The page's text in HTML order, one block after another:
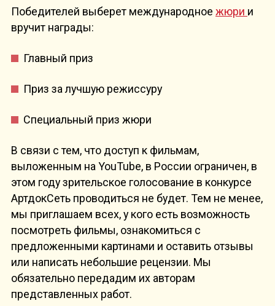
Победителей выберет международное жюри и
вручит награды:
Главный приз
Приз за лучшую режиссуру
Специальный приз жюри
В связи с тем, что доступ к фильмам,
выложенным на YouTube, в России ограничен, в
этом году зрительское голосование в конкурсе
АртдокСеть проводиться не будет. Тем не менее,
мы приглашаем всех, у кого есть возможность
посмотреть фильмы, ознакомиться с
предложенными картинами и оставить отзывы
или написать небольшие рецензии. Мы
обязательно передадим их авторам
представленных работ.